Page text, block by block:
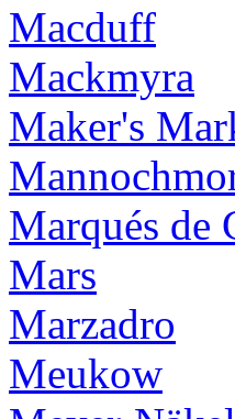
Macduff
Mackmyra
Maker's
Marqués de
Mars
Marzadro
Meukow